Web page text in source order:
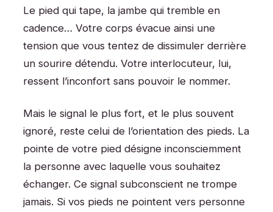
Le pied qui tape, la jambe qui tremble en
cadence… Votre corps évacue ainsi une
tension que vous tentez de dissimuler derrière
un sourire détendu. Votre interlocuteur, lui,
ressent l’inconfort sans pouvoir le nommer.
Mais le signal le plus fort, et le plus souvent
ignoré, reste celui de l’orientation des pieds. La
pointe de votre pied désigne inconsciemment
la personne avec laquelle vous souhaitez
échanger. Ce signal subconscient ne trompe
jamais. Si vos pieds ne pointent vers personne